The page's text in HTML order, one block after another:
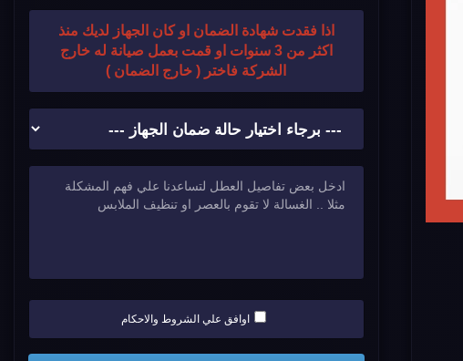
اذا فقدت شهادة الضمان او كان الجهاز لديك منذ
اكثر من 3 سنوات او قمت بعمل صيانة له خارج
الشركة فاختر ( خارج الضمان )
اوافق علي الشروط والاحكام